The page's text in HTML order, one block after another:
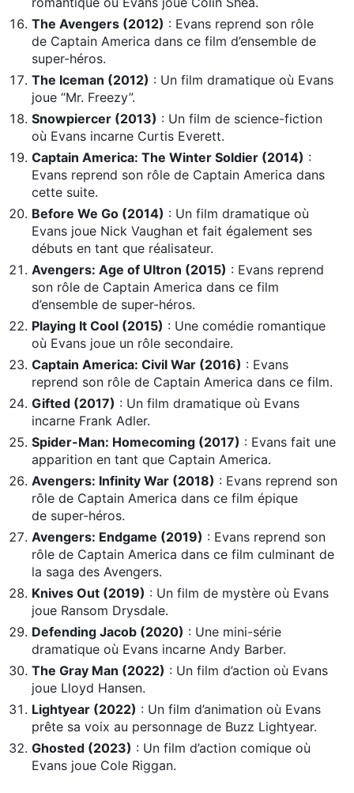
The Avengers (2012) : Evans reprend son rôle
de Captain America dans ce film d’ensemble de
super-héros.
The Iceman (2012) : Un film dramatique où Evans
joue “Mr. Freezy”.
Snowpiercer (2013) : Un film de science-fiction
où Evans incarne Curtis Everett.
Captain America: The Winter Soldier (2014) :
Evans reprend son rôle de Captain America dans
cette suite.
Before We Go (2014) : Un film dramatique où
Evans joue Nick Vaughan et fait également ses
débuts en tant que réalisateur.
Avengers: Age of Ultron (2015) : Evans reprend
son rôle de Captain America dans ce film
d’ensemble de super-héros.
Playing It Cool (2015) : Une comédie romantique
où Evans joue un rôle secondaire.
Captain America: Civil War (2016) : Evans
reprend son rôle de Captain America dans ce film.
Gifted (2017) : Un film dramatique où Evans
incarne Frank Adler.
Spider-Man: Homecoming (2017) : Evans fait une
apparition en tant que Captain America.
Avengers: Infinity War (2018) : Evans reprend son
rôle de Captain America dans ce film épique
de super-héros.
Avengers: Endgame (2019) : Evans reprend son
rôle de Captain America dans ce film culminant de
la saga des Avengers.
Knives Out (2019) : Un film de mystère où Evans
joue Ransom Drysdale.
Defending Jacob (2020) : Une mini-série
dramatique où Evans incarne Andy Barber.
The Gray Man (2022) : Un film d’action où Evans
joue Lloyd Hansen.
Lightyear (2022) : Un film d’animation où Evans
prête sa voix au personnage de Buzz Lightyear.
Ghosted (2023) : Un film d’action comique où
Evans joue Cole Riggan.